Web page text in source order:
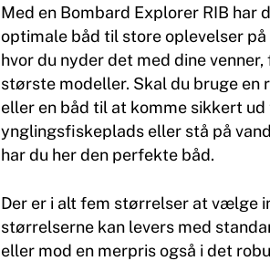
Med en Bombard Explorer RIB har
optimale båd til store oplevelser på
hvor du nyder det med dine
største modeller. Skal du bruge en
eller en båd til at komme sikkert ud
ynglingsfiskeplads eller stå på
har du her den perfekte båd.
Der er i alt fem størrelser at vælge
størrelserne kan levers med
eller mod en merpris også i det